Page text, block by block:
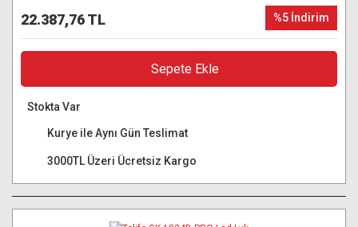
22.387,76 TL
%5 İndirim
Sepete Ekle
Stokta Var
Kurye ile Aynı Gün Teslimat
3000TL Üzeri Ücretsiz Kargo